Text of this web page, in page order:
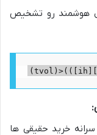
هوشمند رو تشخیص
خرید حقیقی ها